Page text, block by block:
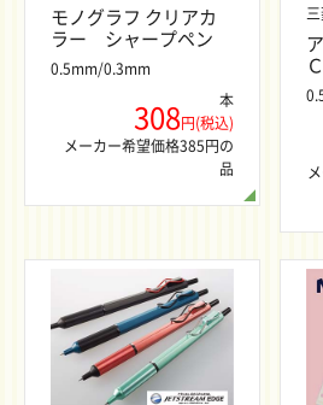
モノグラフ クリアカ
ラー シャープペン
0.5mm/0.3mm
本
308円(税込)
メーカー希望価格385円の
品